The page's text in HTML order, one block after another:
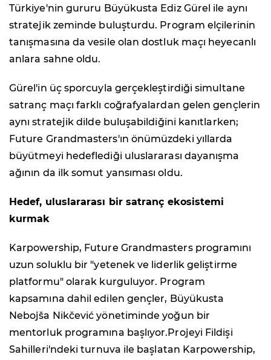
Türkiye'nin gururu Büyükusta Ediz Gürel ile aynı
stratejik zeminde buluşturdu. Program elçilerinin
tanışmasına da vesile olan dostluk maçı heyecanlı
anlara sahne oldu.
Gürel'in üç sporcuyla gerçekleştirdiği simultane
satranç maçı farklı coğrafyalardan gelen gençlerin
aynı stratejik dilde buluşabildiğini kanıtlarken;
Future Grandmasters'ın önümüzdeki yıllarda
büyütmeyi hedeflediği uluslararası dayanışma
ağının da ilk somut yansıması oldu.
Hedef, uluslararası bir satranç ekosistemi
kurmak
Karpowership, Future Grandmasters programını
uzun soluklu bir "yetenek ve liderlik geliştirme
platformu" olarak kurguluyor. Program
kapsamına dahil edilen gençler, Büyükusta
Nebojša Nikčević yönetiminde yoğun bir
mentorluk programına başlıyor.Projeyi Fildişi
Sahilleri'ndeki turnuva ile başlatan Karpowership,